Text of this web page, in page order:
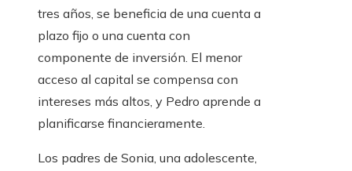
tres años, se beneficia de una cuenta a
plazo fijo o una cuenta con
componente de inversión. El menor
acceso al capital se compensa con
intereses más altos, y Pedro aprende a
planificarse financieramente.
Los padres de Sonia, una adolescente,